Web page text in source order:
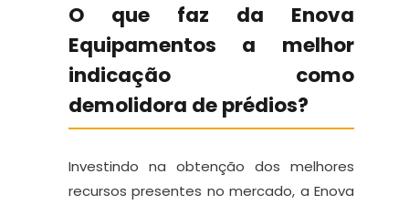
O que faz da Enova
Equipamentos a melhor
indicação como
demolidora de prédios?
Investindo na obtenção dos melhores
recursos presentes no mercado, a Enova